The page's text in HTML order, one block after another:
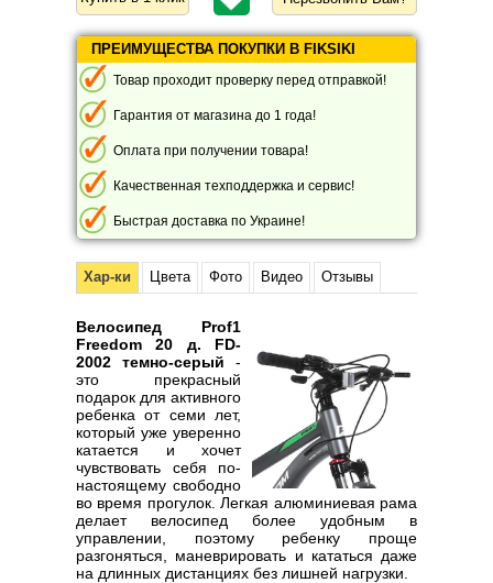
ПРЕИМУЩЕСТВА ПОКУПКИ В FIKSIKI
Товар проходит проверку перед отправкой!
Гарантия от магазина до 1 года!
Оплата при получении товара!
Качественная техподдержка и сервис!
Быстрая доставка по Украине!
Хар-ки Цвета Фото Видео Отзывы
Велосипед Prof1
Freedom 20 д. FD-
2002 темно-серый -
это прекрасный
подарок для активного
ребенка от семи лет,
который уже уверенно
катается и хочет
чувствовать себя по-
настоящему свободно
во время прогулок. Легкая алюминиевая рама
делает велосипед более удобным в
управлении, поэтому ребенку проще
разгоняться, маневрировать и кататься даже
на длинных дистанциях без лишней нагрузки.